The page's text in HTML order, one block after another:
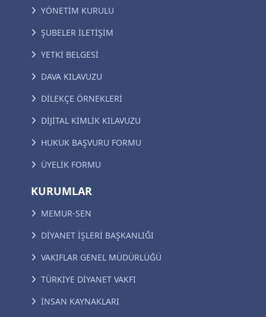
YÖNETİM KURULU
ŞUBELER İLETİŞİM
YETKİ BELGESİ
DAVA KILAVUZU
DİLEKÇE ÖRNEKLERİ
DİJİTAL KİMLİK KILAVUZU
HUKUK BAŞVURU FORMU
ÜYELİK FORMU
KURUMLAR
MEMUR-SEN
DİYANET İŞLERİ BAŞKANLIĞI
VAKIFLAR GENEL MÜDÜRLÜĞÜ
TÜRKİYE DİYANET VAKFI
İNSAN KAYNAKLARI